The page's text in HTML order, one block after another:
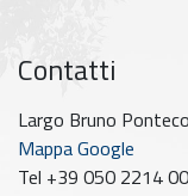
Contatti
Largo Bruno
Mappa Google
Tel +39 050 2214